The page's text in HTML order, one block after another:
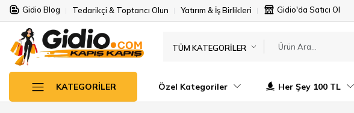
Gidio Blog Tedarikçi & Toptancı Olun Yatırım & İş Birlikleri Gidio'da Satıcı Ol
TÜM KATEGORILER
KATEGORILER Özel Kategoriler Her Şey 100 TL